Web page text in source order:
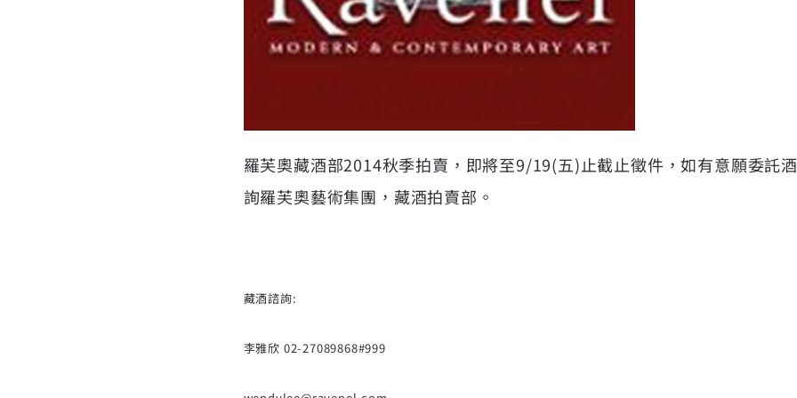
羅芙奧藏酒部2014秋季拍賣，即將至9/19(五)止截止徵件，如有意願委託
詢羅芙奧藝術集團，藏酒拍賣部。
藏酒諮詢:
李雅欣 02-27089868#999